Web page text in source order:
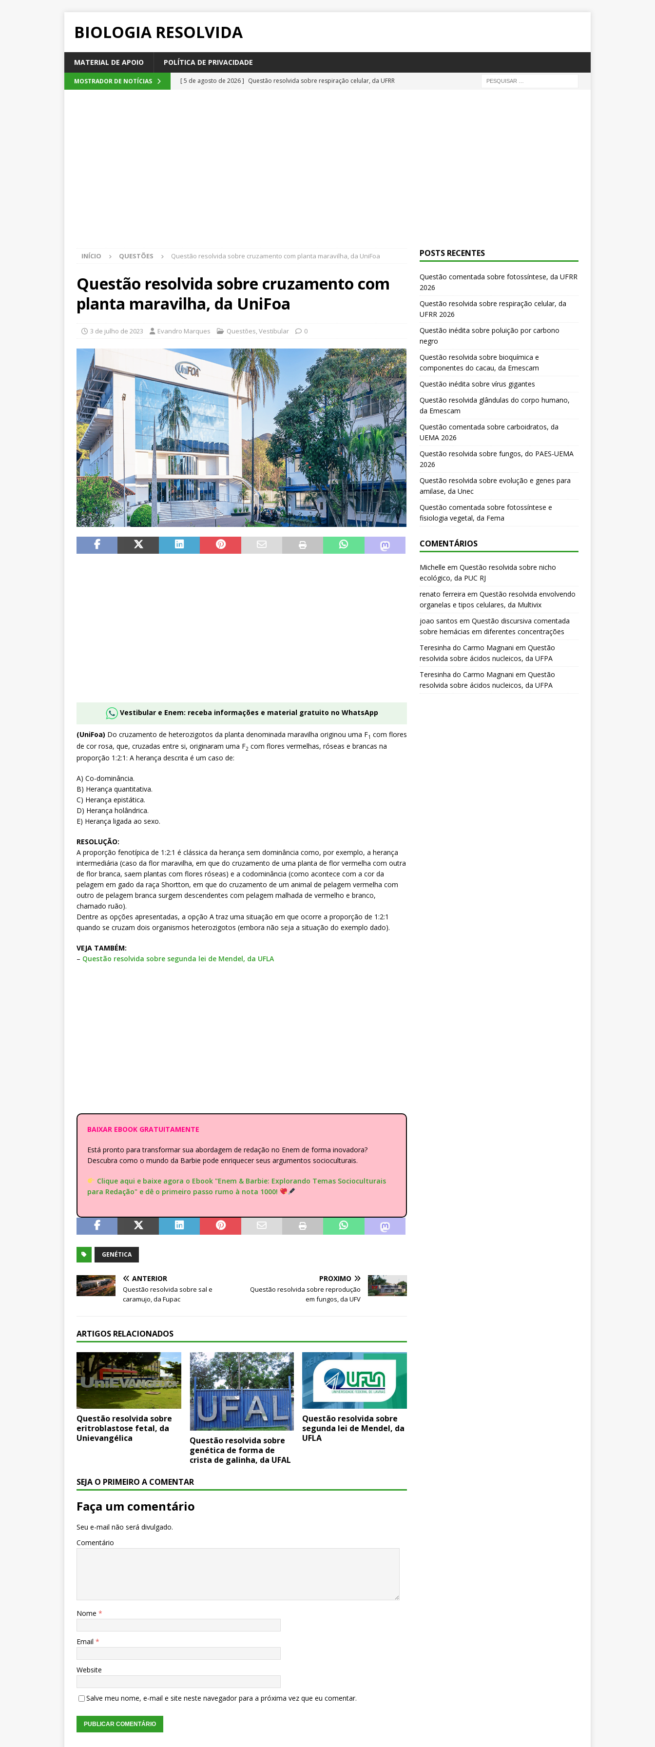
BIOLOGIA RESOLVIDA
MATERIAL DE APOIO POLÍTICA DE PRIVACIDADE
MOSTRADOR DE NOTÍCIAS [ 5 de agosto de 2026 ] Questão resolvida sobre respiração celular, da UFRR
INÍCIO QUESTÕES Questão resolvida sobre cruzamento com planta maravilha, da UniFoa
Questão resolvida sobre cruzamento com
planta maravilha, da UniFoa
3 de julho de 2023 Evandro Marques Questões,Vestibular 0
Vestibular e Enem: receba informações e material gratuito no WhatsApp
(UniFoa) Do cruzamento de heterozigotos da planta denominada maravilha originou uma F1 com flores
de cor rosa, que, cruzadas entre si, originaram uma F2 com flores vermelhas, róseas e brancas na
proporção 1:2:1: A herança descrita é um caso de:
A) Co-dominância.
B) Herança quantitativa.
C) Herança epistática.
D) Herança holândrica.
E) Herança ligada ao sexo.
RESOLUÇÃO:
A proporção fenotípica de 1:2:1 é clássica da herança sem dominância como, por exemplo, a herança
intermediária (caso da flor maravilha, em que do cruzamento de uma planta de flor vermelha com outra
de flor branca, saem plantas com flores róseas) e a codominância (como acontece com a cor da
pelagem em gado da raça Shortton, em que do cruzamento de um animal de pelagem vermelha com
outro de pelagem branca surgem descendentes com pelagem malhada de vermelho e branco,
chamado ruão).
Dentre as opções apresentadas, a opção A traz uma situação em que ocorre a proporção de 1:2:1
quando se cruzam dois organismos heterozigotos (embora não seja a situação do exemplo dado).
VEJA TAMBÉM:
– Questão resolvida sobre segunda lei de Mendel, da UFLA
BAIXAR EBOOK GRATUITAMENTE
Está pronto para transformar sua abordagem de redação no Enem de forma inovadora?
Descubra como o mundo da Barbie pode enriquecer seus argumentos socioculturais.
Clique aqui e baixe agora o Ebook "Enem & Barbie: Explorando Temas Socioculturais
para Redação" e dê o primeiro passo rumo à nota 1000!
GENÉTICA
ANTERIOR
Questão resolvida sobre sal e
caramujo, da Fupac
PRÓXIMO
Questão resolvida sobre reprodução
em fungos, da UFV
ARTIGOS RELACIONADOS
Questão resolvida sobre
eritroblastose fetal, da
Unievangélica
Questão resolvida sobre
genética de forma de
crista de galinha, da UFAL
Questão resolvida sobre
segunda lei de Mendel, da
UFLA
SEJA O PRIMEIRO A COMENTAR
Faça um comentário
Seu e-mail não será divulgado.
Comentário
Nome *
Email *
Website
Salve meu nome, e-mail e site neste navegador para a próxima vez que eu comentar.
POSTS RECENTES
Questão comentada sobre fotossíntese, da UFRR
2026
Questão resolvida sobre respiração celular, da
UFRR 2026
Questão inédita sobre poluição por carbono
negro
Questão resolvida sobre bioquímica e
componentes do cacau, da Emescam
Questão inédita sobre vírus gigantes
Questão resolvida glândulas do corpo humano,
da Emescam
Questão comentada sobre carboidratos, da
UEMA 2026
Questão resolvida sobre fungos, do PAES-UEMA
2026
Questão resolvida sobre evolução e genes para
amilase, da Unec
Questão comentada sobre fotossíntese e
fisiologia vegetal, da Fema
COMENTÁRIOS
Michelle em Questão resolvida sobre nicho
ecológico, da PUC RJ
renato ferreira em Questão resolvida envolvendo
organelas e tipos celulares, da Multivix
joao santos em Questão discursiva comentada
sobre hemácias em diferentes concentrações
Teresinha do Carmo Magnani em Questão
resolvida sobre ácidos nucleicos, da UFPA
Teresinha do Carmo Magnani em Questão
resolvida sobre ácidos nucleicos, da UFPA